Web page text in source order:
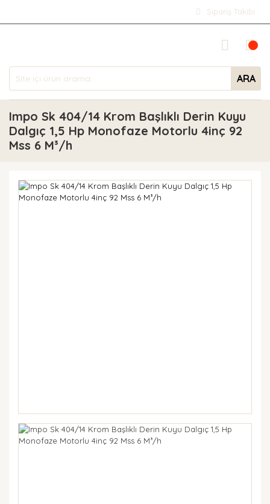
Sipariş Takibi
ARA
Impo Sk 404/14 Krom Başlıklı Derin Kuyu
Dalgıç 1,5 Hp Monofaze Motorlu 4inç 92
Mss 6 M³/h